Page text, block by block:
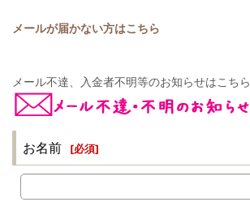
メールが届かない方はこちら
メール不達、入金者不明等のお知らせはこちら
お名前 [必須]